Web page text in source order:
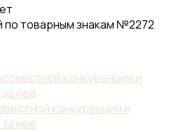
по товарным знакам №2272
конкуренции и
нее